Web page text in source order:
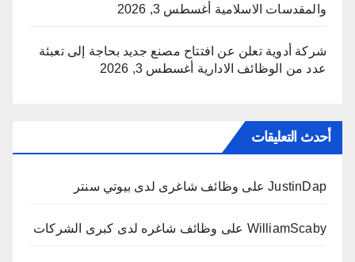
والمقدسات الاسلامية أغسطس 3, 2026
شركة أدوية تعلن عن افتتاح مصنع جديد بحاجة إلى تعبئة
عدد من الوظائف الادارية أغسطس 3, 2026
أحدث التعليقات
JustinDapعلى وظائف شاغرى لدى بيوتي سنتر
WilliamScaby على وظائف شاغره لدى كبرى الشركات